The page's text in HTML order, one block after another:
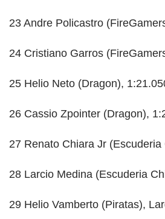
23 Andre Policastro
24 Cristiano Garros
25 Helio Neto (Dragon),
26 Cassio Zpointer (Dragon),
27 Renato Chiara Jr
28 Larcio Medina (Escuderia
29 Helio Vamberto (Piratas),